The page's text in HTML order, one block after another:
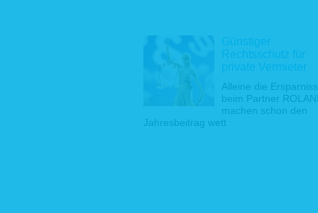
Günstiger
Rechtsschutz für
private Vermieter
Alleine die
beim Partner
machen schon den
Jahresbeitrag wett
Datei,
für die
3.3
Unter
über
die
Haus &
einer
Cookies